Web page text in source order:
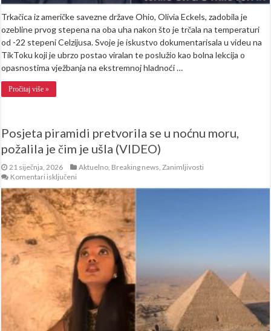
Trkačica iz američke savezne države Ohio, Olivia Eckels, zadobila je
ozebline prvog stepena na oba uha nakon što je trčala na temperaturi
od -22 stepeni Celzijusa. Svoje je iskustvo dokumentarisala u videu na
TikToku koji je ubrzo postao viralan te poslužio kao bolna lekcija o
opasnostima vježbanja na ekstremnoj hladnoći …
Pročitaj više »
Posjeta piramidi pretvorila se u noćnu moru,
požalila je čim je ušla (VIDEO)
21 siječnja, 2026 Aktuelno Breaking news ,Zanimljivosti
Komentari isključeni
piramidi
pretvorila
se
u
noćnu
moru,
požalila
je
čim
je
ušla
(VIDEO)